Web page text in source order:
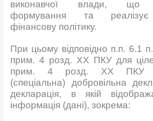
виконавчої влади, що
формування та
фінансову політику.
При цьому відповідно п.п. 6.1
прим. 4 розд. ХХ ПКУ для
прим. 4 розд. ХХ ПКУ
(спеціальна) добровільна
декларація, в якій
інформація (дані), зокрема: